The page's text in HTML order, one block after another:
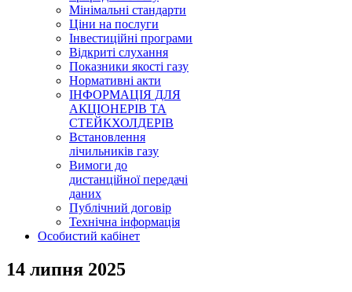
Мінімальні стандарти
Ціни на послуги
Інвестиційні програми
Відкриті слухання
Показники якості газу
Нормативні акти
ІНФОРМАЦІЯ ДЛЯ
АКЦІОНЕРІВ ТА
СТЕЙКХОЛДЕРІВ
Встановлення
лічильників газу
Вимоги до
дистанційної передачі
даних
Публічний договір
Технічна інформація
Особистий кабінет
14 липня 2025